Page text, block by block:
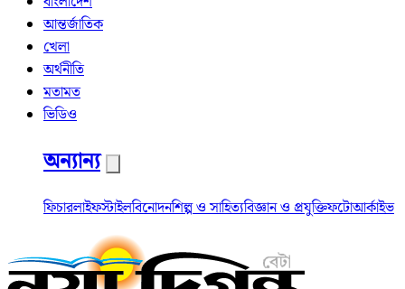
আন্তর্জাতিক
খেলা
অর্থনীতি
মতামত
ভিডিও
অন্যান্য
ফিচারলাইফস্টাইলবিনোদনশিল্প ও সাহিত্যবিজ্ঞান ও প্রযুক্তিফটোআর্কাইভ